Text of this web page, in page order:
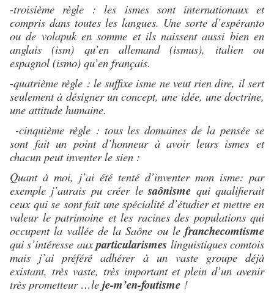
-troisième règle : les ismes sont internationaux et
compris dans toutes les langues. Une sorte d’espéranto
ou de volapuk en somme et ils naissent aussi bien en
anglais (ism) qu’en allemand (ismus), italien ou
espagnol (ismo) qu’en français.
-quatrième règle : le suffixe isme ne veut rien dire, il sert
seulement à désigner un concept, une idée, une doctrine,
une attitude humaine.
-cinquième règle : tous les domaines de la pensée se
sont fait un point d’honneur à avoir leurs ismes et
chacun peut inventer le sien :
Quant à moi, j’ai été tenté d’inventer mon isme: par
exemple j’aurais pu créer lesaônisme qui qualifierait
ceux qui se sont fait une spécialité d’étudier et mettre en
valeur le patrimoine et les racines des populations qui
occupent la vallée de la Saône ou le franchecomtisme
qui s’intéresse auxparticularismes linguistiques comtois
mais j’ai préféré adhérer à un vaste groupe déjà
existant, très vaste, très important et plein d’un avenir
très prometteur …le je-m’en-foutisme !